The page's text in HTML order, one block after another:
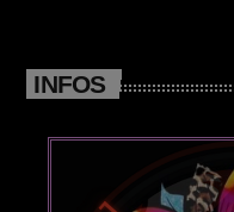
World
EMISSION EN COURS
INFOS